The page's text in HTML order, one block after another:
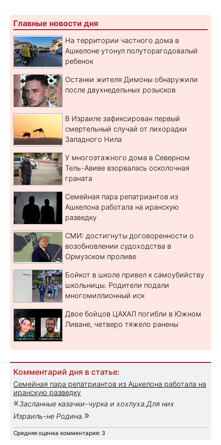
Главные новости дня
На территории частного дома в
Ашкелоне утонул полуторагодовалый
ребенок
Останки жителя Димоны обнаружили
после двухнедельных розысков
В Израиле зафиксирован первый
смертельный случай от лихорадки
Западного Нила
У многоэтажного дома в Северном
Тель-Авиве взорвалась осколочная
граната
Семейная пара репатриантов из
Ашкелона работала на иранскую
разведку
СМИ: достигнуты договоренности о
возобновлении судоходства в
Ормузском проливе
Бойкот в школе привел к самоубийству
школьницы. Родители подали
многомиллионный иск
Двое бойцов ЦАХАЛ погибли в Южном
Ливане, четверо тяжело ранены
Комментарий дня в статье:
Семейная пара репатриантов из Ашкелона работала на
иранскую разведку
«Засланные казачки-чурка и хохлуха.Для них
Израиль-не Родина. »
Средняя оценка комментария: 3